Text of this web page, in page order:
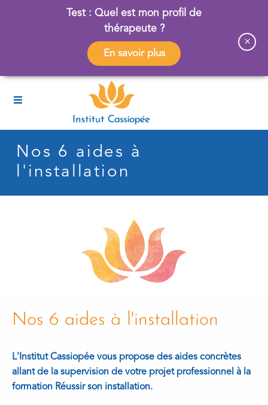
Test : Quel est mon profil de
thérapeute ?
En savoir plus
×
Nos 6 aides à
l'installation
Nos 6 aides à l'installation
L'Institut Cassiopée vous propose des aides concrètes
allant de la supervision de votre projet professionnel à la
formation Réussir son installation.